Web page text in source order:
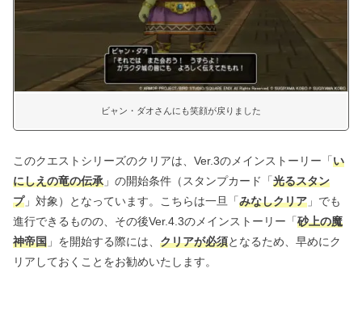
ビャン・ダオさんにも笑顔が戻りました
このクエストシリーズのクリアは、Ver.3のメインストーリー「い
にしえの竜の伝承 」の開始条件（スタンプカード「光るスタン
プ」対象）となっています。こちらは一旦「みなしクリア 」でも
進行できるものの、その後Ver.4.3のメインストーリー「砂上の魔
神帝国 」を開始する際には、 クリアが必須となるため、早めにク
リアしておくことをお勧めいたします。